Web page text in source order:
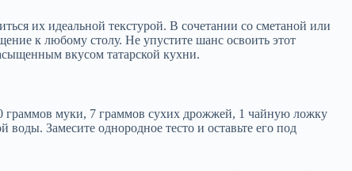
их идеальной текстурой. В сочетании со сметаной или
к любому столу. Не упустите шанс освоить этот
вкусом татарской кухни.
граммов муки, 7 граммов сухих дрожжей, 1 чайную ложку
Замесите однородное тесто и оставьте его под